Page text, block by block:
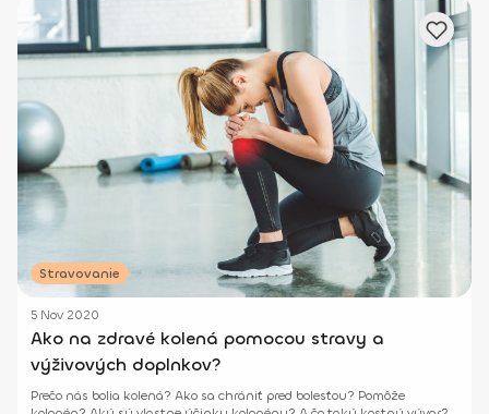
Stravovanie
5 Nov 2020
Ako na zdravé kolená pomocou stravy a
výživových doplnkov?
Prečo nás bolia kolená? Ako sa chrániť pred bolesťou? Pomôže